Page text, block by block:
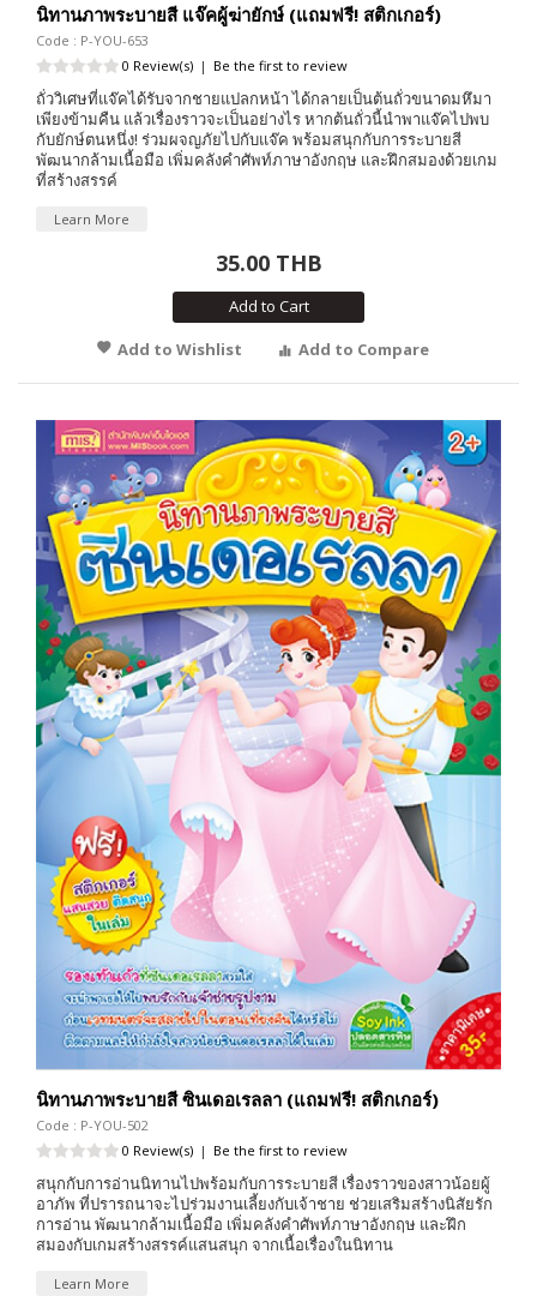
นิทานภาพระบายสี แจ๊คผู้ฆ่ายักษ์ (แถมฟรี! สติกเกอร์)
Code : P-YOU-653
0 Review(s) | Be the first to review
ถั่ววิเศษที่แจ๊คได้รับจากชายแปลกหน้า ได้กลายเป็นต้นถั่วขนาดมหึมา
เพียงข้ามคืน แล้วเรื่องราวจะเป็นอย่างไร หากต้นถั่วนี้นำพาแจ๊คไปพบ
กับยักษ์ตนหนึ่ง! ร่วมผจญภัยไปกับแจ๊ค พร้อมสนุกกับการระบายสี
พัฒนากล้ามเนื้อมือ เพิ่มคลังคำศัพท์ภาษาอังกฤษ และฝึกสมองด้วยเกม
ที่สร้างสรรค์
Learn More
35.00 THB
Add to Cart
Add to Wishlist
Add to Compare
นิทานภาพระบายสี ซินเดอเรลลา (แถมฟรี! สติกเกอร์)
Code : P-YOU-502
0 Review(s) | Be the first to review
สนุกกับการอ่านนิทานไปพร้อมกับการระบายสี เรื่องราวของสาวน้อยผู้
อาภัพ ที่ปรารถนาจะไปร่วมงานเลี้ยงกับเจ้าชาย ช่วยเสริมสร้างนิสัยรัก
การอ่าน พัฒนากล้ามเนื้อมือ เพิ่มคลังคำศัพท์ภาษาอังกฤษ และฝึก
สมองกับเกมสร้างสรรค์แสนสนุก จากเนื้อเรื่องในนิทาน
Learn More